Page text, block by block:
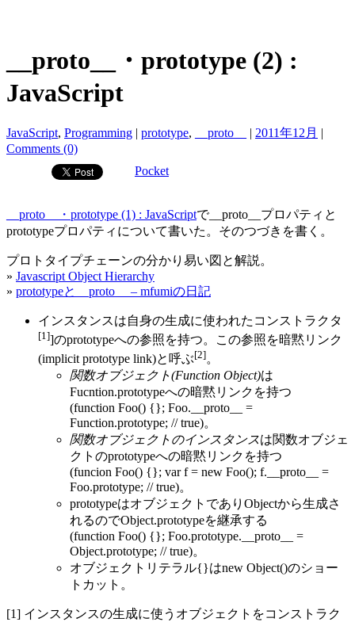
__proto__・prototype (2) :
JavaScript
JavaScript, Programming | prototype, __proto__ | 2011年12月 |
Comments (0)
Pocket
__proto__・prototype (1) : JavaScriptで__proto__プロパティと
prototypeプロパティについて書いた。そのつづきを書く。
プロトタイプチェーンの分かり易い図と解説。
» Javascript Object Hierarchy
» prototypeと__proto__ – mfumiの日記
インスタンスは自身の生成に使われたコンストラクタ
[1]]のprototypeへの参照を持つ。この参照を暗黙リンク
(implicit prototype link)と呼ぶ[2]。
関数オブジェクト(Function Object)は
Fucntion.prototypeへの暗黙リンクを持つ
(function Foo() {}; Foo.__proto__ =
Function.prototype; // true)。
関数オブジェクトのインスタンスは関数オブジェ
クトのprototypeへの暗黙リンクを持つ
(funcion Foo() {}; var f = new Foo(); f.__proto__ =
Foo.prototype; // true)。
prototypeはオブジェクトでありObjectから生成さ
れるのでObject.prototypeを継承する
(function Foo() {}; Foo.prototype.__proto__ =
Object.prototype; // true)。
オブジェクトリテラル{}はnew Object()のショー
トカット。
[1] インスタンスの生成に使うオブジェクトをコンストラク